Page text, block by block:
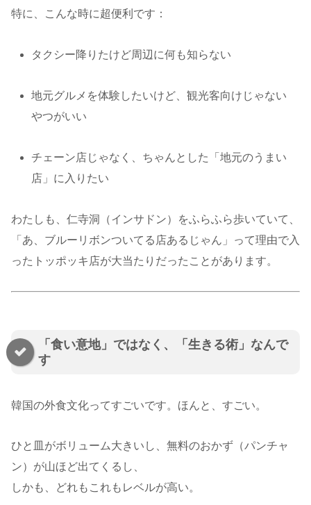
特に、こんな時に超便利です：
タクシー降りたけど周辺に何も知らない
地元グルメを体験したいけど、観光客向けじゃない
やつがいい
チェーン店じゃなく、ちゃんとした「地元のうまい
店」に入りたい
わたしも、仁寺洞（インサドン）をふらふら歩いていて、
「あ、ブルーリボンついてる店あるじゃん」って理由で入
ったトッポッキ店が大当たりだったことがあります。
「食い意地」ではなく、「生きる術」なんで
す
韓国の外食文化ってすごいです。ほんと、すごい。
ひと皿がボリューム大きいし、無料のおかず（パンチャ
ン）が山ほど出てくるし、
しかも、どれもこれもレベルが高い。